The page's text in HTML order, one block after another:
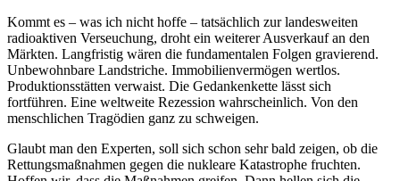
Kommt es – was ich nicht hoffe – tatsächlich zur landesweiten
radioaktiven Verseuchung, droht ein weiterer Ausverkauf an den
Märkten. Langfristig wären die fundamentalen Folgen gravierend.
Unbewohnbare Landstriche. Immobilienvermögen wertlos.
Produktionsstätten verwaist. Die Gedankenkette lässt sich
fortführen. Eine weltweite Rezession wahrscheinlich. Von den
menschlichen Tragödien ganz zu schweigen.
Glaubt man den Experten, soll sich schon sehr bald zeigen, ob die
Rettungsmaßnahmen gegen die nukleare Katastrophe fruchten.